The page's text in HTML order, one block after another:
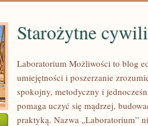
Starożytne
Laboratorium Możliwości to blog
umiejętności i poszerzanie
spokojny, metodyczny i
pomaga uczyć się mądrzej,
praktyką. Nazwa „Laboratorium”